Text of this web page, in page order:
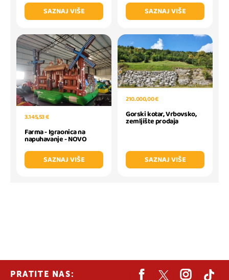
SAZNAJ VIŠE
SAZNAJ VIŠE
3.145,53 €
Farma - Igraonica na
napuhavanje - NOVO
SAZNAJ VIŠE
210.000,00 €
Gorski kotar, Vrbovsko,
zemljište prodaja
SAZNAJ VIŠE
PRATITE NAS: